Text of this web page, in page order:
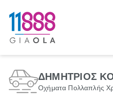
ΔΗΜΗΤΡΙΟΣ
Οχήματα Πολλαπλής